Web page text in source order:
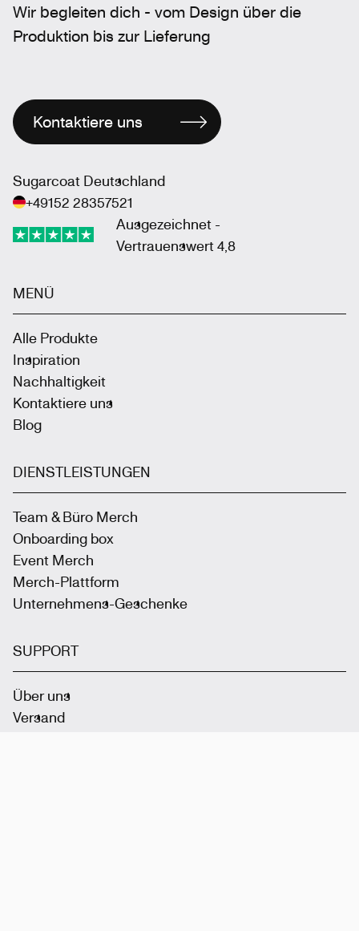
Wir begleiten dich - vom Design über die
Produktion bis zur Lieferung
Kontaktiere uns
Sugarcoat Deutschland
+49152 28357521
Ausgezeichnet -
Vertrauenswert 4,8
MENÜ
Alle Produkte
Inspiration
Nachhaltigkeit
Kontaktiere uns
Blog
DIENSTLEISTUNGEN
Team & Büro Merch
Onboarding box
Event Merch
Merch-Plattform
Unternehmens-Geschenke
SUPPORT
Über uns
Versand